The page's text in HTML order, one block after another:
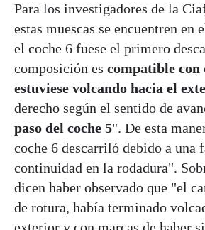
Para los investigadores de la
estas muescas se encuentren en
el coche 6 fuese el primero
composición es compatible con
estuviese volcando hacia el
derecho según el sentido de
paso del coche 5". De esta
coche 6 descarriló debido a una
continuidad en la rodadura".
dicen haber observado que "el
de rotura, había terminado